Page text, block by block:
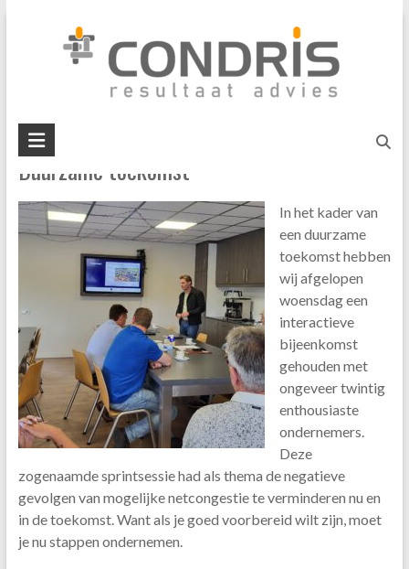
Condris
resultaat
interim
management
#toekomst
U bent hier: Home » #toekomst
Duurzame toekomst
In het kader van
een duurzame
toekomst hebben
wij afgelopen
woensdag een
interactieve
bijeenkomst
gehouden met
ongeveer twintig
enthousiaste
ondernemers.
Deze
zogenaamde sprintsessie had als thema de negatieve
gevolgen van mogelijke netcongestie te verminderen nu en
in de toekomst. Want als je goed voorbereid wilt zijn, moet
je nu stappen ondernemen.